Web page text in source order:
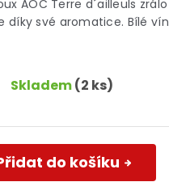
je
0,0
hvězdiček.
AOC Terre d´ailleuls
díky své aromatice. Bílé
Skladem(2 ks)
do košíku